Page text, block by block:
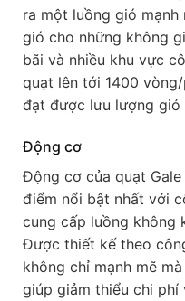
ra một luồng gió mạnh
gió cho những không
bãi và nhiều khu vực
quạt lên tới 1400
đạt được lưu lượng gió
Động cơ
Động cơ của quạt
điểm nổi bật nhất với
cung cấp luồng không
Được thiết kế theo
không chỉ mạnh mẽ
giúp giảm thiểu chi phí